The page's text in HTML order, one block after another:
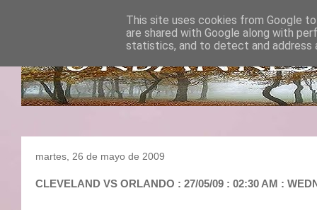
martes, 26 de mayo de 2009
CLEVELAND VS ORLANDO : 27/05/09 : 02:30 AM :
This site uses cookies from Google
are shared with Google along with
statistics, and to detect and address